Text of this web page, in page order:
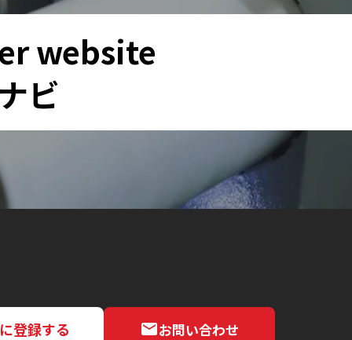
website
ビ
登録する お問い合わせ